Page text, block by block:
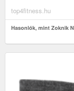
top4fitness.hu
Hasonlók, mint Zoknik